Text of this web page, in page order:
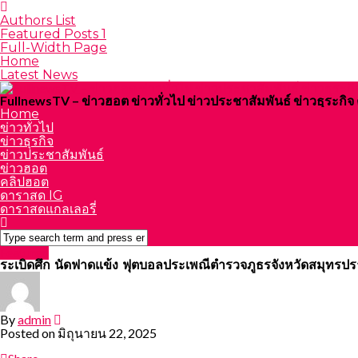
Authors List
Featured Posts 1
Full-Width Page
Home
Latest News
FullnewsTV – ข่าวฮอต ข่าวทั่วไป ข่าวประชาสัมพันธ์ ข่าวธุระกิ
Home
ข่าวทั่วไป
ข่าวธุรกิจ
ข่าวประชาสัมพันธ์
ข่าวฮอต
คลิปฮอต
ดาราสด IG
ดาราสดแกลเลอรี่
ระเบิดศึก นัดฟาดแข้ง ฟุตบอลประเพณีตำรวจภูธรจังหวัดสมุทร
Byadmin
Posted on มิถุนายน 22, 2025